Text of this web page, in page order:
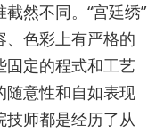
然不同。“宫廷绣”
色彩上有严格的
固定的程式和工艺
随意性和自如表现
师都是经历了从